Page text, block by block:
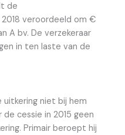
de
veroordeeld om €
A bv. De verzekeraar
in ten laste van de
niet bij hem
cessie in 2015 geen
Primair beroept hij